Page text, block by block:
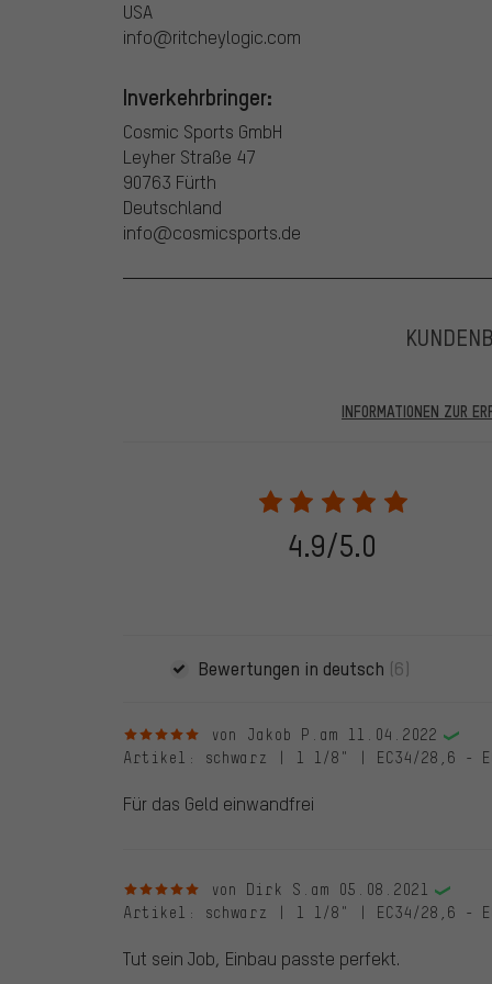
USA
info@ritcheylogic.com
Inverkehrbringer:
Cosmic Sports GmbH
Leyher Straße 47
90763 Fürth
Deutschland
info@cosmicsports.de
INFORMATIONEN ZUR
28.05.2022 werden nur Bewertungen veröffentlicht,
eine Bestellnummer angegeben wird. Wir schalten
frei. Alle verifizierten Bewertungen sind mit einem
dem 28.05.2022 und ab dem 28.05.2022. Vor dem
die bewertete Ware nicht bei uns gekauft haben.
veröffentlichen alle ordnungsgemäß abgegebenen
4.9/5.0
Bewertungen in deutsch (6)
5 von 5 Sternenvon Jakob P. am 11.04.2022
Artikel : schwarz | 1 1/8" | EC34/28,6 -
Für das Geld einwandfrei
5 von 5 Sternenvon Dirk S. am 05.08.2021
Artikel : schwarz | 1 1/8" | EC34/28,6 -
Tut sein Job, Einbau passte perfekt.